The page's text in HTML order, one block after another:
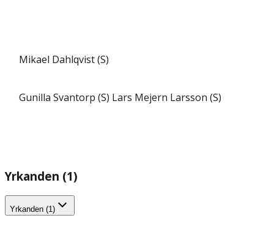
Mikael Dahlqvist (S)
Gunilla Svantorp (S) Lars Mejern Larsson (S)
Yrkanden (1)
Yrkanden (1)